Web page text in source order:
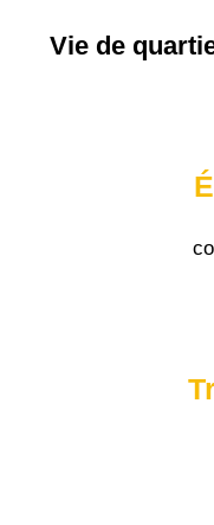
Vie de